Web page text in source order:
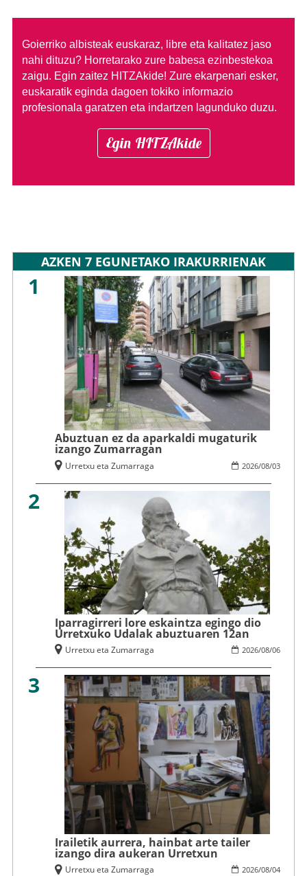
Goierriko albisteak euskaraz, libre eta kalitatez jaso
nahi dituzu? Horretarako zure babesa ezinbestekoa
zaigu. Egin zaitez HITZAkide! Zure ekarpenari esker,
euskaratik eginda dagoen tokiko informazio
profesionala garatzen eta indartzen lagunduko duzu.
Egin HITZAkide
AZKEN 7 EGUNETAKO IRAKURRIENAK
1
Abuztuan ez da aparkaldi mugaturik
izango Zumarragan
2026/08/03
Urretxu eta Zumarraga
2
Iparragirreri lore eskaintza egingo dio
Urretxuko Udalak abuztuaren 12an
2026/08/06
Urretxu eta Zumarraga
3
Irailetik aurrera, hainbat arte tailer
izango dira aukeran Urretxun
2026/08/04
Urretxu eta Zumarraga